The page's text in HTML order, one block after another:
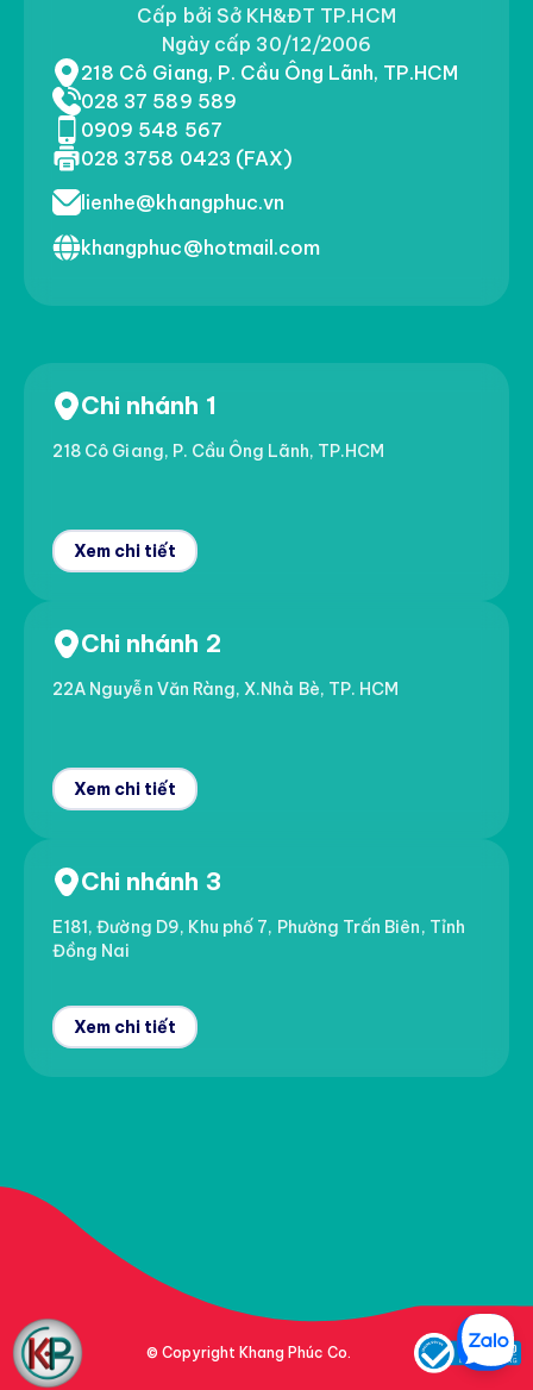
Cấp bởi Sở KH&ĐT TP.HCM
Ngày cấp 30/12/2006
218 Cô Giang, P. Cầu Ông Lãnh, TP.HCM
028 37 589 589
0909 548 567
028 3758 0423 (FAX)
lienhe@khangphuc.vn
khangphuc@hotmail.com
Chi nhánh 1
218 Cô Giang, P. Cầu Ông Lãnh, TP.HCM
Xem chi tiết
Chi nhánh 2
22A Nguyễn Văn Ràng, X.Nhà Bè, TP. HCM
Xem chi tiết
Chi nhánh 3
E181, Đường D9, Khu phố 7, Phường Trấn Biên, Tỉnh
Đồng Nai
Xem chi tiết
© Copyright Khang Phúc Co.